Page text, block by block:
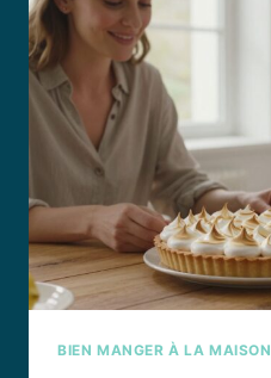
BIEN MANGER À LA MAISON